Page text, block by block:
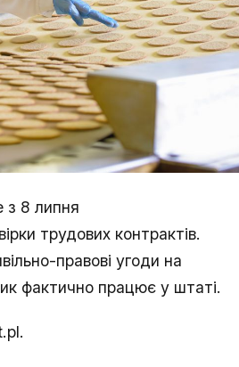
з 8 липня
трудових контрактів.
правові угоди на
фактично працює у штаті.